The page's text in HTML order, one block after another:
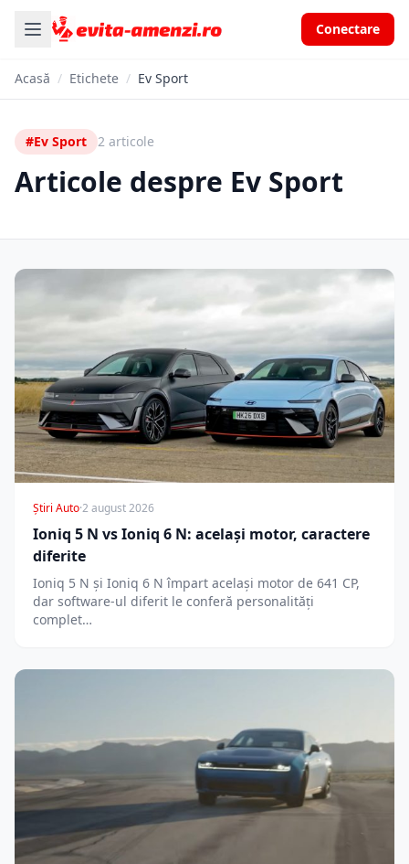
Conectare
Acasă / Etichete / Ev Sport
#Ev Sport 2 articole
Articole despre Ev Sport
Știri Auto·2 august 2026
Ioniq 5 N vs Ioniq 6 N: același motor, caractere
diferite
Ioniq 5 N și Ioniq 6 N împart același motor de 641 CP,
dar software-ul diferit le conferă personalități
complet…